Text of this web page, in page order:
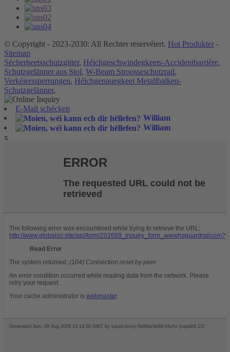
© Copyright - 2023-2030: All Rechter reservéiert. Hot Produkter -
Sitemap
Sécherheetsschutzgitter, Héichgeschwindegkeets-Accidentbarrière,
Schutzgelänner aus Stol, W-Beam Stroosseschutzrail,
Verkéierssperrungen, Héichgenauegkeet Metallbalken-
Schutzgelänner,
E-Mail schécken
William
William
x